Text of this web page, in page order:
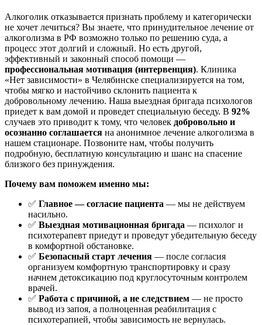
Алкоголик отказывается признать проблему и категорически
не хочет лечиться? Вы знаете, что принудительное лечение от
алкоголизма в РФ возможно только по решению суда, а
процесс этот долгий и сложный. Но есть другой,
эффективный и законный способ помощи —
профессиональная мотивация (интервенция). Клиника
«Нет зависимости» в Челябинске специализируется на том,
чтобы мягко и настойчиво склонить пациента к
добровольному лечению. Наша выездная бригада психологов
приедет к вам домой и проведет специальную беседу. В 92%
случаев это приводит к тому, что человек добровольно и
осознанно соглашается на анонимное лечение алкоголизма в
нашем стационаре. Позвоните нам, чтобы получить
подробную, бесплатную консультацию и шанс на спасение
близкого без принуждения.
Почему вам поможем именно мы:
✅ Главное — согласие пациента — мы не действуем
насильно.
✅ Выездная мотивационная бригада — психолог и
психотерапевт приедут и проведут убедительную беседу
в комфортной обстановке.
✅ Безопасный старт лечения — после согласия
организуем комфортную транспортировку и сразу
начнем детоксикацию под круглосуточным контролем
врачей.
✅ Работа с причиной, а не следствием — не просто
вывод из запоя, а полноценная реабилитация с
психотерапией, чтобы зависимость не вернулась.